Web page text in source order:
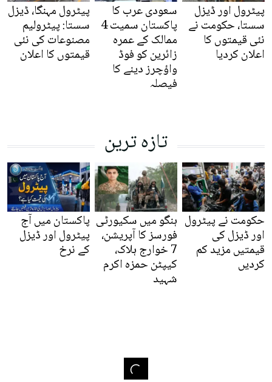
پیٹرول اور ڈیزل
سستا، حکومت نے
نئی قیمتوں کا
اعلان کردیا
سعودی عرب کا
پاکستان سمیت 4
ممالک کے عمرہ
زائرین کو فوڈ
واؤچرز دینے کا
فیصلہ
پیٹرول مہنگا، ڈیزل
سستا: پیٹرولیم
مصنوعات کی نئی
قیمتوں کا اعلان
تازہ ترین
حکومت نے پیٹرول
اور ڈیزل کی
قیمتیں مزید کم
کردیں
ہنگو میں سکیورٹی
فورسز کا آپریشن،
7 خوارج ہلاک،
کیپٹن حمزہ اکرم
شہید
پاکستان میں آج
پیٹرول اور ڈیزل
کے نرخ